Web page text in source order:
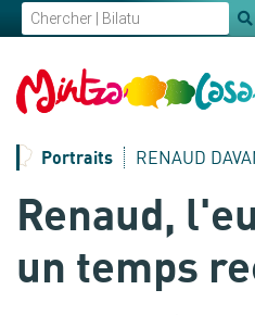
x
Portraits RENAUD
Renaud,
un temps